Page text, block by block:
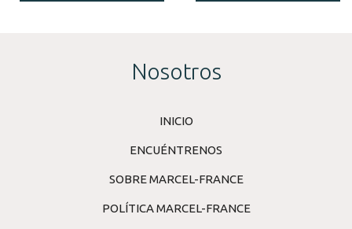
Nosotros
INICIO
ENCUÉNTRENOS
SOBRE MARCEL-FRANCE
POLÍTICA MARCEL-FRANCE